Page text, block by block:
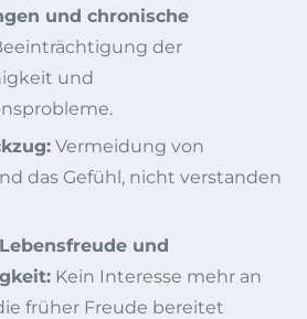
und chronische
der
und
Vermeidung von
das Gefühl, nicht verstanden
und
Kein Interesse mehr an
früher Freude bereitet